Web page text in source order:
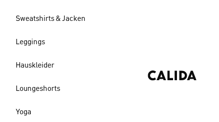
Sweatshirts & Jacken
Leggings
Hauskleider
Loungeshorts
Yoga